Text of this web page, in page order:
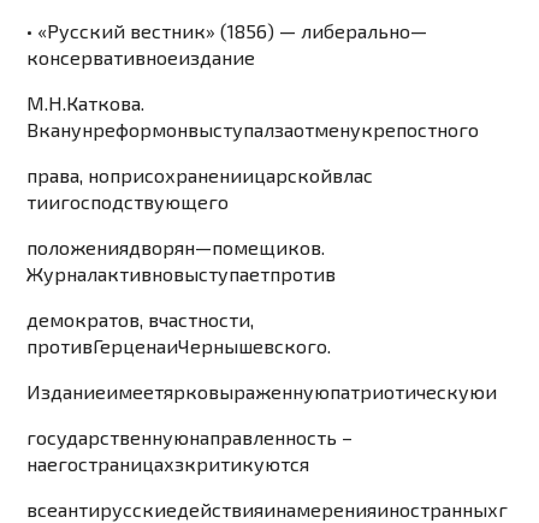
• «Русский вестник» (1856) — либерально—
консервативноеиздание
М.Н.Каткова.
Вканунреформонвыступалзаотменукрепостного
права, ноприсохранениицарскойвлас
тиигосподствующего
положениядворян—помещиков.
Журналактивновыступаетпротив
демократов, вчастности,
противГерценаиЧернышевского.
Изданиеимеетярковыраженнуюпатриотическуюи
государственнуюнаправленность –
наегостраницахзкритикуются
всеантирусскиедействияинамеренияиностранныхг